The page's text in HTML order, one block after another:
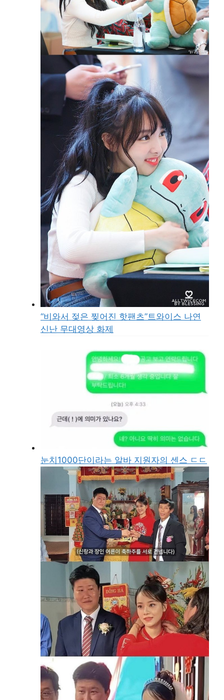
“비와서 젖은 찢어진 핫팬츠”트와이스 나연
신난 무대영상 화제
눈치1000단이라는 알바 지원자의 센스 ㄷㄷ